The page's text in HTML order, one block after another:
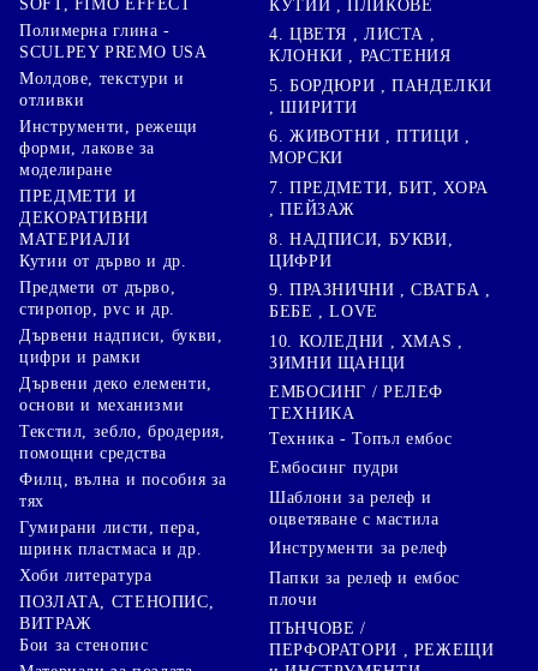
SOFT, FIMO EFFECT
Полимерна глина -
SCULPEY PREMO USA
Молдове, текстури и
отливки
Инструменти, режещи
форми, лакове за
моделиране
ПРЕДМЕТИ И
ДЕКОРАТИВНИ
МАТЕРИАЛИ
Кутии от дърво и др.
Предмети от дърво,
стиропор, pvc и др.
Дървени надписи, букви,
цифри и рамки
Дървени деко елементи,
основи и механизми
Текстил, зебло, бродерия,
помощни средства
Филц, вълна и пособия за
тях
Гумирани листи, пера,
шринк пластмаса и др.
Хоби литература
ПОЗЛАТА, СТЕНОПИС,
ВИТРАЖ
Бои за стенопис
КУТИИ , ПЛИКОВЕ
4. ЦВЕТЯ , ЛИСТА ,
КЛОНКИ , РАСТЕНИЯ
5. БОРДЮРИ , ПАНДЕЛКИ
, ШИРИТИ
6. ЖИВОТНИ , ПТИЦИ ,
МОРСКИ
7. ПРЕДМЕТИ, БИТ, ХОРА
, ПЕЙЗАЖ
8. НАДПИСИ, БУКВИ,
ЦИФРИ
9. ПРАЗНИЧНИ , СВАТБА ,
БЕБЕ , LOVE
10. КОЛЕДНИ , XMAS ,
ЗИМНИ ЩАНЦИ
ЕМБОСИНГ / РЕЛЕФ
ТЕХНИКА
Техника - Топъл ембос
Ембосинг пудри
Шаблони за релеф и
оцветяване с мастила
Инструменти за релеф
Папки за релеф и ембос
плочи
ПЪНЧОВЕ /
ПЕРФОРАТОРИ , РЕЖЕЩИ